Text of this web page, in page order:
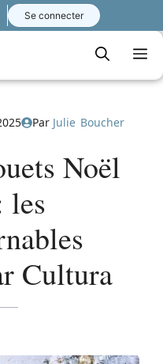
Se connecter
Par Julie Boucher
Noël
les
Cultura